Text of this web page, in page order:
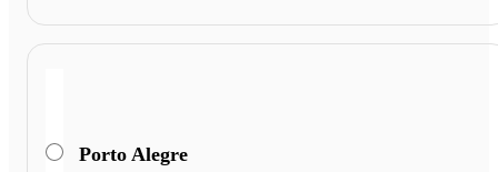
Porto Alegre